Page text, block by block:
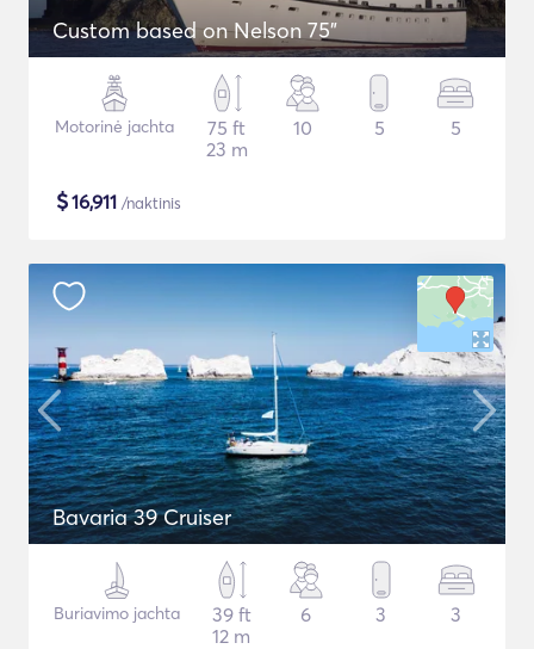
Custom based on Nelson 75"
Motorinė jachta
75 ft
23 m
10 5 5
$16,911 /naktinis
Bavaria 39 Cruiser
Buriavimo jachta
39 ft
12 m
6 3 3